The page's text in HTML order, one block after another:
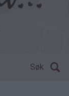
Søk